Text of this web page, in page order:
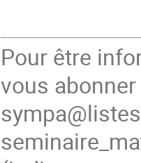
Pour être
vous